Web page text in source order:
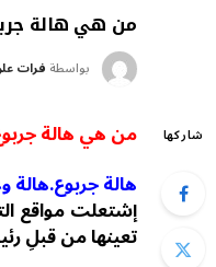
من هي هالة
بواسطة فرات
شاركها
من هي هالة
هالة جربوع.هالة
إشتعلت مواقع
تعينها من قبلِ